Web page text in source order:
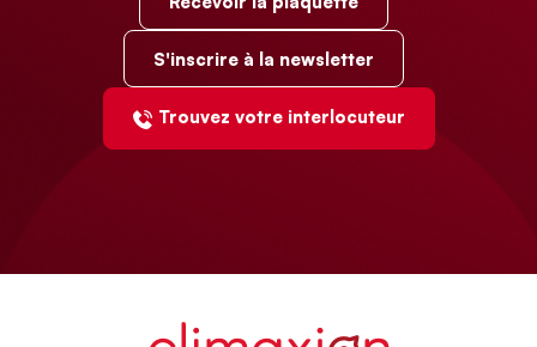
S'inscrire à la newsletter
Trouvez votre interlocuteur